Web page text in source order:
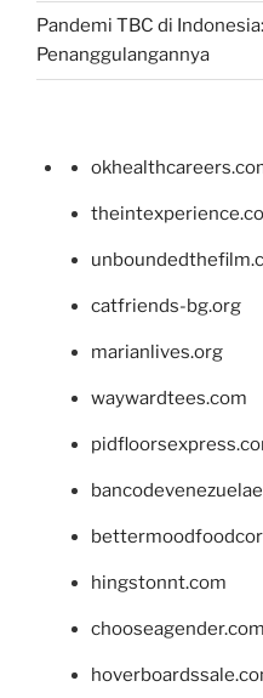
Pandemi TBC di
Penanggulangannya
catfriends-bg.org
marianlives.org
waywardtees.com
hingstonnt.com
chooseagender.com